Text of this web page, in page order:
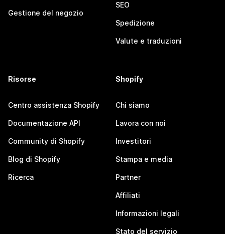
Gestione del negozio
SEO
Spedizione
Valute e traduzioni
Risorse
Centro assistenza Shopify
Documentazione API
Community di Shopify
Blog di Shopify
Ricerca
Shopify
Chi siamo
Lavora con noi
Investitori
Stampa e media
Partner
Affiliati
Informazioni legali
Stato del servizio